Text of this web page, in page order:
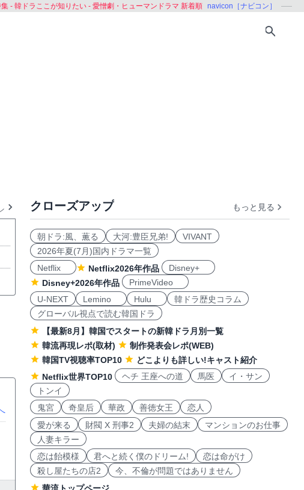
- 韓ドラここが知りたい - 愛憎劇・ヒューマンドラマ 新着順 navicon［ナビコン］
グムの魅力 新ヒーロー登場 四季シリーズ 歴史
クローズアップ もっと見る
朝ドラ:風、薫る 大河:豊臣兄弟!
VIVANT
2026年夏(7月)国内ドラマ一覧
Netflix
Netflix2026年作品
Disney+
Disney+2026年作品
PrimeVideo
U-NEXT
Lemino Hulu
韓ドラ歴史コラム
グローバル視点で読む韓国ドラ
【最新8月】韓国でスタートの新韓ドラ月別一覧
韓流再現レポ(取材)
制作発表会レポ(WEB)
韓国TV視聴率TOP10
どこよりも詳しい!キャスト紹介
Netflix世界TOP10
ヘチ 王座への道 馬医
イ・サン
トンイ
鬼宮
奇皇后 華政 善徳女王
恋人
愛が来る
財閥 X 刑事2 夫婦の結末
マンションのお仕事
人妻キラー
恋は飴模様
君へと続く僕のドリーム!
恋は命がけ
殺し屋たちの店2
今、不倫が問題ではありません